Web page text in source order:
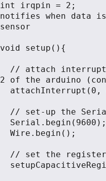
int irqpin = 2;
notifies when data
sensor
void setup(){
2 of the arduino